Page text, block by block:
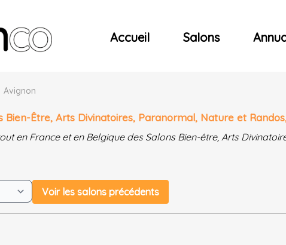
de Salons, Evénements et Concerts
Accueil Salons
Avignon
Bien-Être, Arts Divinatoires, Paranormal, Nature et
en France et en Belgique des Salons Bien-être, Arts
Voir les salons précédents